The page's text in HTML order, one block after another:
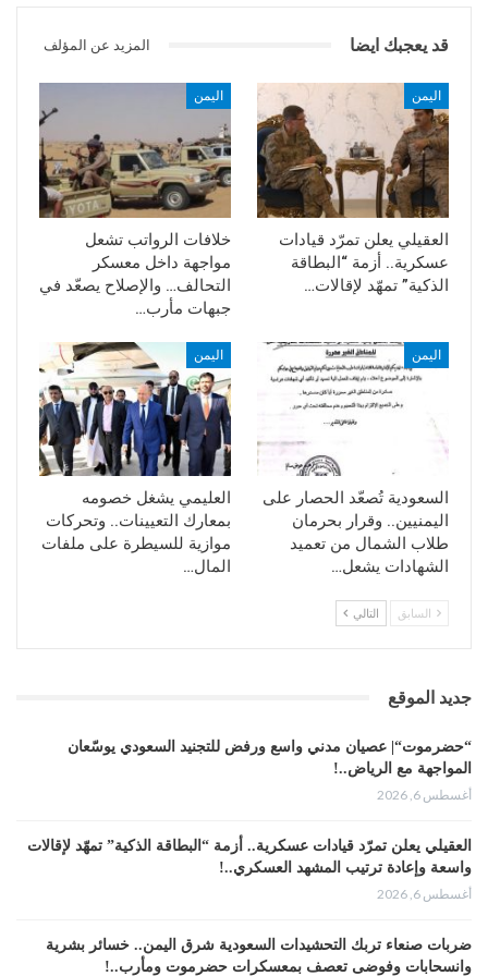
قد يعجبك ايضا المزيد عن المؤلف
اليمن
العقيلي يعلن تمرّد قيادات
عسكرية.. أزمة “البطاقة
الذكية” تمهّد لإقالات…
اليمن
خلافات الرواتب تشعل
مواجهة داخل معسكر
التحالف… والإصلاح يصعّد في
جبهات مأرب…
اليمن
السعودية تُصعّد الحصار على
اليمنيين.. وقرار بحرمان
طلاب الشمال من تعميد
الشهادات يشعل…
اليمن
العليمي يشغل خصومه
بمعارك التعيينات.. وتحركات
موازية للسيطرة على ملفات
المال…
السابق التالي
جديد الموقع
“حضرموت“| عصيان مدني واسع ورفض للتجنيد السعودي يوسّعان
المواجهة مع الرياض..!
أغسطس 6, 2026
العقيلي يعلن تمرّد قيادات عسكرية.. أزمة “البطاقة الذكية” تمهّد لإقالات
واسعة وإعادة ترتيب المشهد العسكري..!
أغسطس 6, 2026
ضربات صنعاء تربك التحشيدات السعودية شرق اليمن.. خسائر بشرية
وانسحابات وفوضى تعصف بمعسكرات حضرموت ومأرب..!